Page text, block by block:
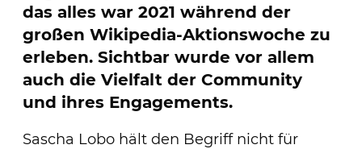
das alles war 2021 während der
großen Wikipedia-Aktionswoche zu
erleben. Sichtbar wurde vor allem
auch die Vielfalt der Community
und ihres Engagements.
Sascha Lobo hält den Begriff nicht für